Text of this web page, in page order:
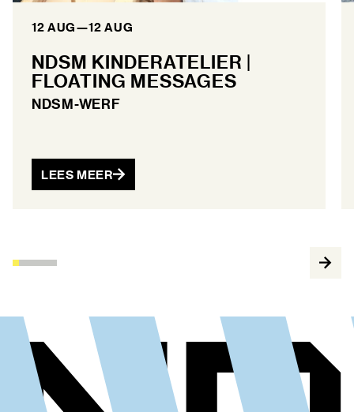
12 AUG—12 AUG
NDSM KINDERATELIER |
FLOATING MESSAGES
NDSM-WERF
LEES MEER